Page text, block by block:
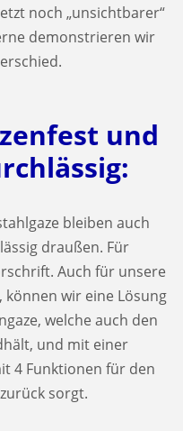
noch „unsichtbarer“
demonstrieren wir
und
bleiben auch
draußen. Für
Auch für unsere
können wir eine Lösung
welche auch den
und mit einer
4 Funktionen für den
sorgt.